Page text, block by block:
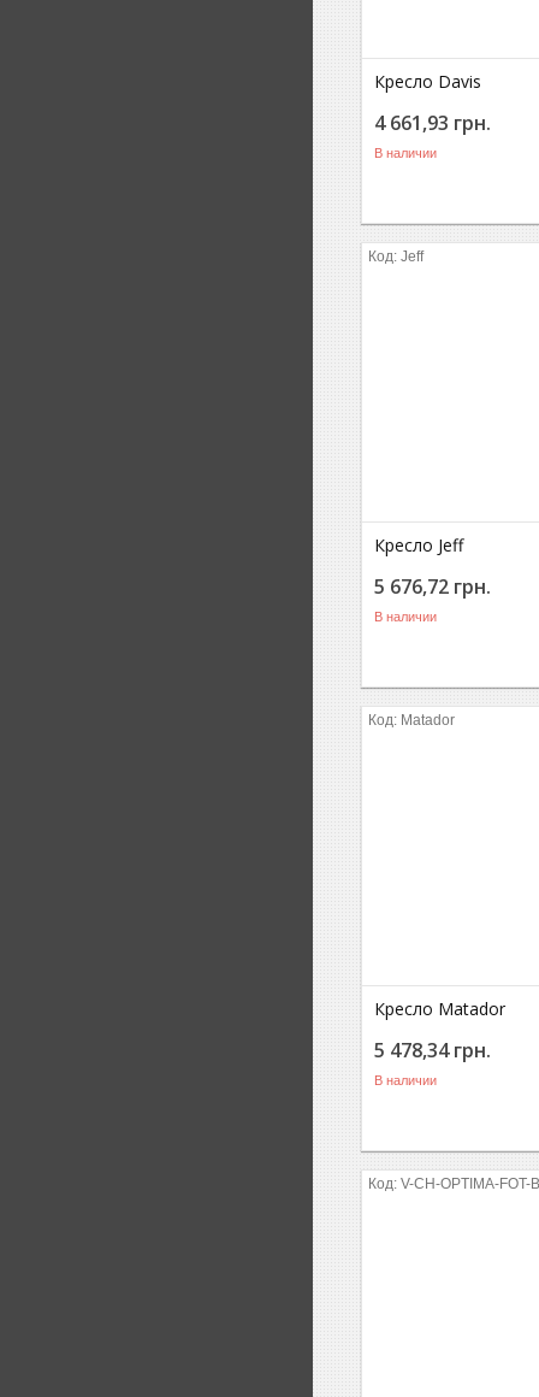
Кресло Davis
4 661,93 грн.
В наличии
Jeff
Кресло Jeff
5 676,72 грн.
В наличии
Matador
Кресло Matador
5 478,34 грн.
В наличии
V-CH-OPTIMA-FOT-